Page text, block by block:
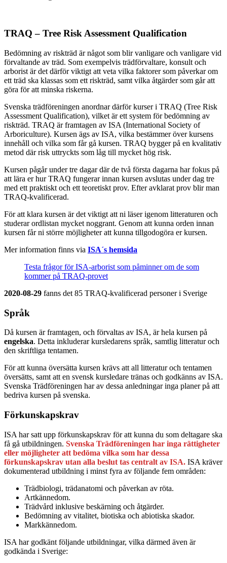
TRAQ – Tree Risk Assessment Qualification
Bedömning av riskträd är något som blir vanligare och vanligare vid
förvaltande av träd. Som exempelvis trädförvaltare, konsult och
arborist är det därför viktigt att veta vilka faktorer som påverkar om
ett träd ska klassas som ett riskträd, samt vilka åtgärder som går att
göra för att minska riskerna.
Svenska trädföreningen anordnar därför kurser i TRAQ (Tree Risk
Assessment Qualification), vilket är ett system för bedömning av
riskträd. TRAQ är framtagen av ISA (International Society of
Arboriculture). Kursen ägs av ISA, vilka bestämmer över kursens
innehåll och vilka som får gå kursen. TRAQ bygger på en kvalitativ
metod där risk uttryckts som låg till mycket hög risk.
Kursen pågår under tre dagar där de två första dagarna har fokus på
att lära er hur TRAQ fungerar innan kursen avslutas under dag tre
med ett praktiskt och ett teoretiskt prov. Efter avklarat prov blir man
TRAQ-kvalificerad.
För att klara kursen är det viktigt att ni läser igenom litteraturen och
studerar ordlistan mycket noggrant. Genom att kunna orden innan
kursen får ni större möjligheter att kunna tillgodogöra er kursen.
Mer information finns via ISA´s hemsida
Testa frågor för ISA-arborist som påminner om de som
kommer på TRAQ-provet
2020-08-29 fanns det 85 TRAQ-kvalificerad personer i Sverige
Språk
Då kursen är framtagen, och förvaltas av ISA, är hela kursen på
engelska. Detta inkluderar kursledarens språk, samtlig litteratur och
den skriftliga tentamen.
För att kunna översätta kursen krävs att all litteratur och tentamen
översätts, samt att en svensk kursledare tränas och godkänns av ISA.
Svenska Trädföreningen har av dessa anledningar inga planer på att
bedriva kursen på svenska.
Förkunskapskrav
ISA har satt upp förkunskapskrav för att kunna du som deltagare ska
få gå utbildningen. Svenska Trädföreningen har inga rättigheter
eller möjligheter att bedöma vilka som har dessa
förkunskapskrav utan alla beslut tas centralt av ISA. ISA kräver
dokumenterad utbildning i minst fyra av följande fem områden:
Trädbiologi, trädanatomi och påverkan av röta.
Artkännedom.
Trädvård inklusive beskärning och åtgärder.
Bedömning av vitalitet, biotiska och abiotiska skador.
Markkännedom.
ISA har godkänt följande utbildningar, vilka därmed även är
godkända i Sverige: